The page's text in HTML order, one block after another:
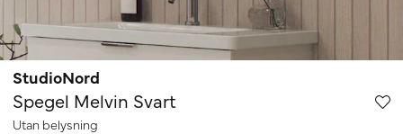
StudioNord
Spegel Melvin Svart
Utan belysning